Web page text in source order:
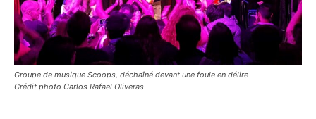
Groupe de musique Scoops, déchaîné devant une foule en délire
Crédit photo Carlos Rafael Oliveras